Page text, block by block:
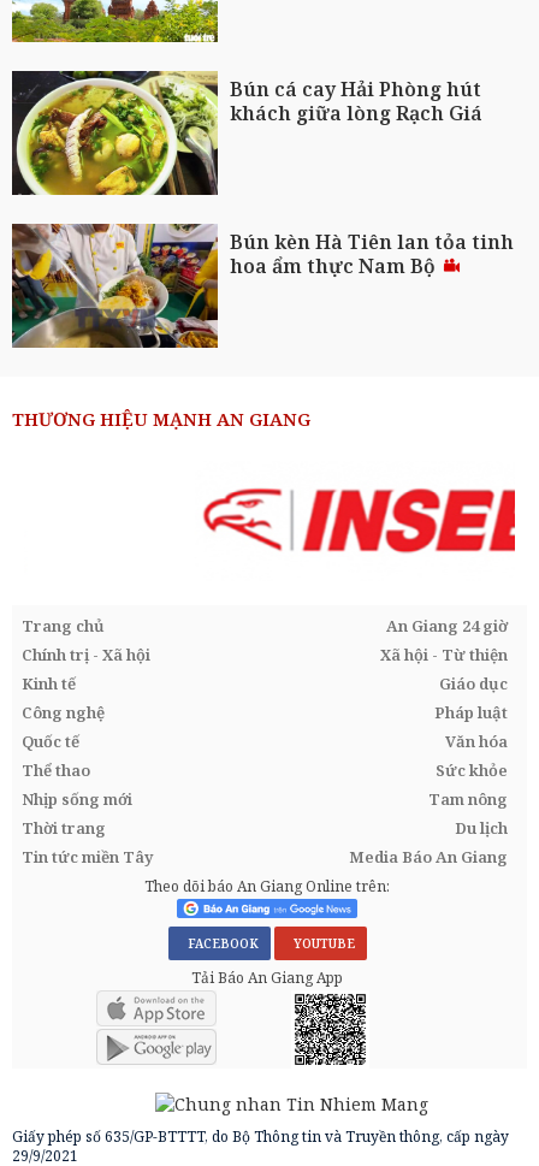
Bún cá cay Hải Phòng hút
khách giữa lòng Rạch Giá
Bún kèn Hà Tiên lan tỏa tinh
hoa ẩm thực Nam Bộ
THƯƠNG HIỆU MẠNH AN GIANG
Trang chủ
An Giang 24 giờ
Chính trị - Xã hội
Xã hội - Từ thiện
Kinh tế
Giáo dục
Công nghệ
Pháp luật
Quốc tế
Văn hóa
Thể thao
Sức khỏe
Nhịp sống mới
Tam nông
Thời trang
Du lịch
Tin tức miền Tây
Media Báo An Giang
Theo dõi báo An Giang Online trên:
FACEBOOK YOUTUBE
Tải Báo An Giang App
Giấy phép số 635/GP-BTTTT, do Bộ Thông tin và Truyền thông, cấp ngày
29/9/2021